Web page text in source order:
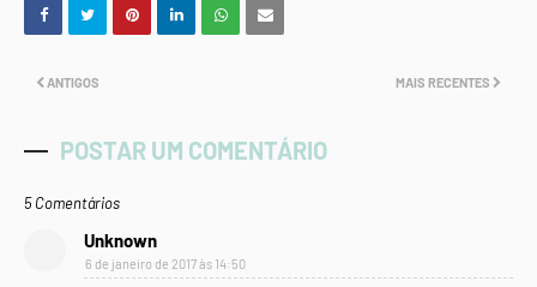
MAIS RECENTES
ANTIGOS
POSTAR UM COMENTÁRIO
5 Comentários
Unknown
6 de janeiro de 2017 às 14:50